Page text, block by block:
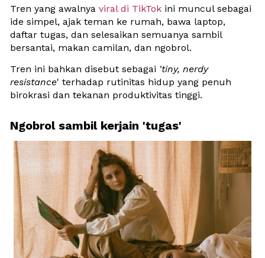
Tren yang awalnya viral di TikTok ini muncul sebagai
ide simpel, ajak teman ke rumah, bawa laptop,
daftar tugas, dan selesaikan semuanya sambil
bersantai, makan camilan, dan ngobrol.
Tren ini bahkan disebut sebagai 'tiny, nerdy
resistance' terhadap rutinitas hidup yang penuh
birokrasi dan tekanan produktivitas tinggi.
Ngobrol sambil kerjain 'tugas'